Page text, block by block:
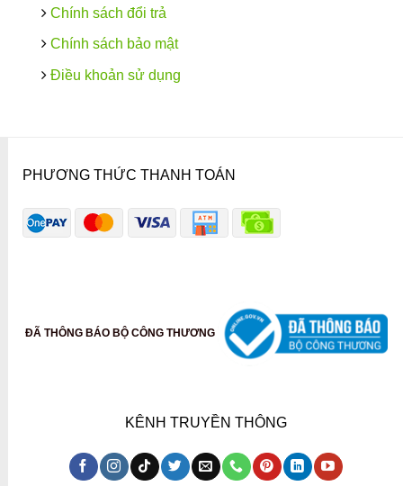
Chính sách đổi trả
Chính sách bảo mật
Điều khoản sử dụng
PHƯƠNG THỨC THANH TOÁN
ĐÃ THÔNG BÁO BỘ CÔNG THƯƠNG
KÊNH TRUYỀN THÔNG